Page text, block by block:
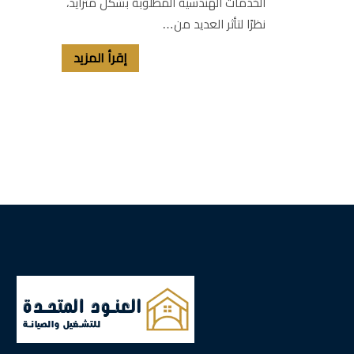
الخدمات الهندسية المطلوبة بشكل متزايد،
نظرًا لتأثر العديد من…
إقرأ المزيد